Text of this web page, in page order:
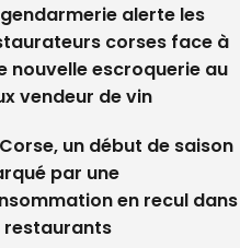
alerte les
corses face à
nouvelle escroquerie au
vendeur de vin
Corse, un début de saison
par une
en recul dans
restaurants